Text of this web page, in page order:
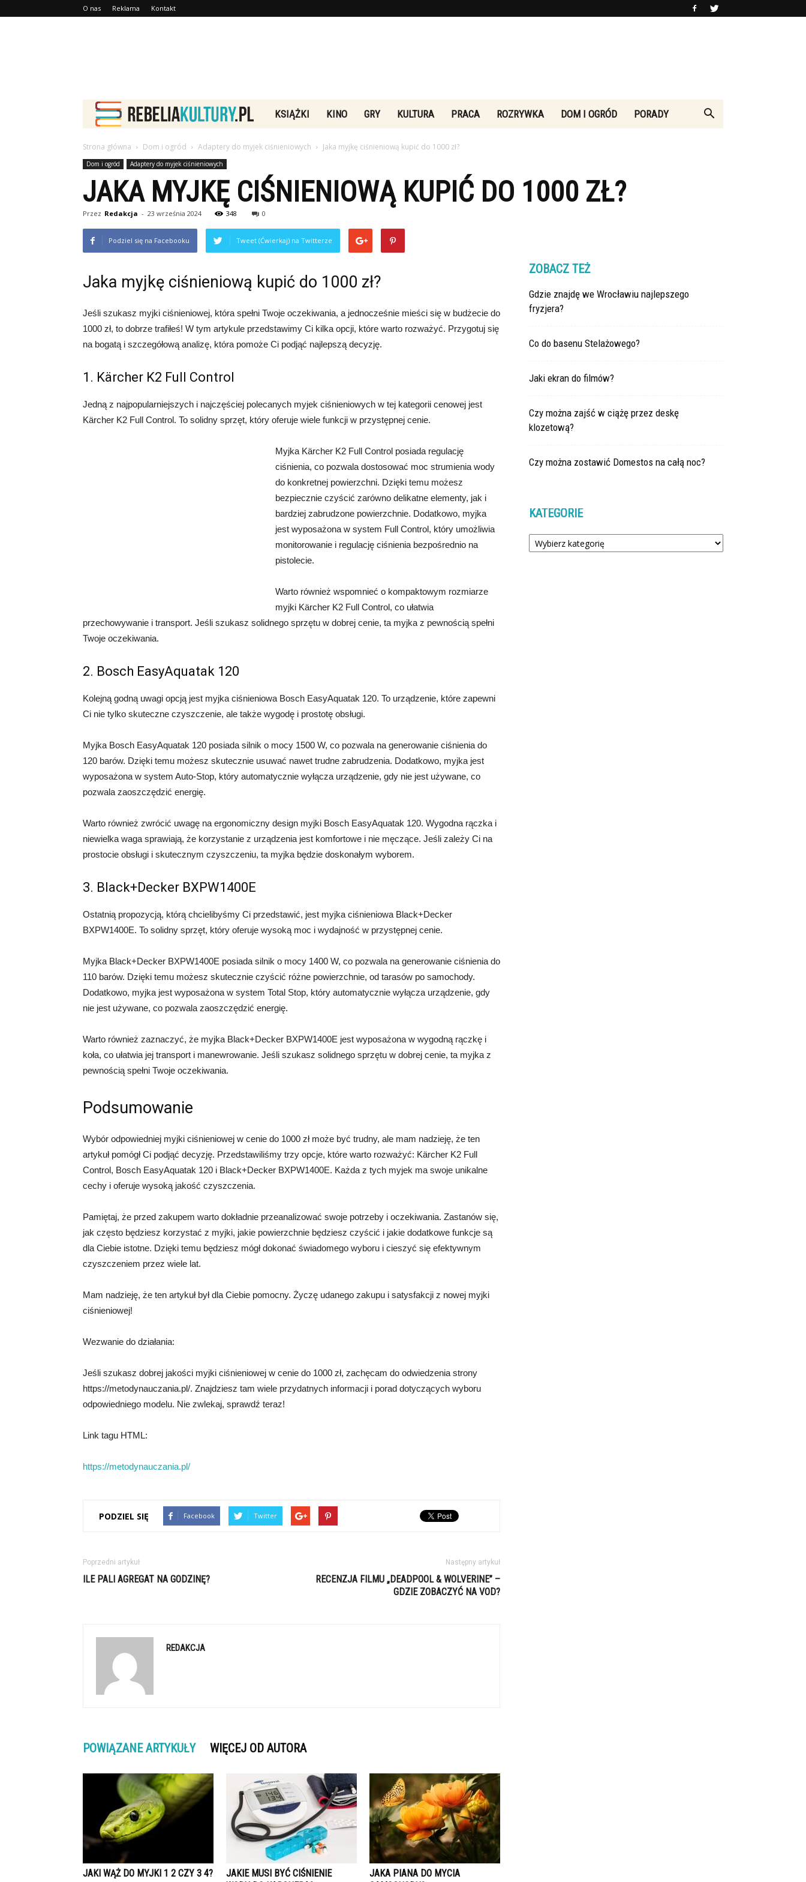
O nas Reklama Kontakt
Rebeliakultury.pl
KSIĄŻKI KINO GRY KULTURA PRACA ROZRYWKA DOM I OGRÓD PORADY
Strona główna Dom i ogród Adaptery do myjek ciśnieniowych Jaka myjkę ciśnieniową kupić do 1000 zł?
Dom i ogród Adaptery do myjek ciśnieniowych
JAKA MYJKĘ CIŚNIENIOWĄ KUPIĆ DO 1000 ZŁ?
Przez Redakcja - 23 września 2024 348 0
Podziel się na Facebooku Tweet (Ćwierkaj) na Twitterze
Jaka myjkę ciśnieniową kupić do 1000 zł?
Jeśli szukasz myjki ciśnieniowej, która spełni Twoje oczekiwania, a jednocześnie mieści się w budżecie do
1000 zł, to dobrze trafiłeś! W tym artykule przedstawimy Ci kilka opcji, które warto rozważyć. Przygotuj się
na bogatą i szczegółową analizę, która pomoże Ci podjąć najlepszą decyzję.
1. Kärcher K2 Full Control
Jedną z najpopularniejszych i najczęściej polecanych myjek ciśnieniowych w tej kategorii cenowej jest
Kärcher K2 Full Control. To solidny sprzęt, który oferuje wiele funkcji w przystępnej cenie.
Myjka Kärcher K2 Full Control posiada regulację
ciśnienia, co pozwala dostosować moc strumienia wody
do konkretnej powierzchni. Dzięki temu możesz
bezpiecznie czyścić zarówno delikatne elementy, jak i
bardziej zabrudzone powierzchnie. Dodatkowo, myjka
jest wyposażona w system Full Control, który umożliwia
monitorowanie i regulację ciśnienia bezpośrednio na
pistolecie.
Warto również wspomnieć o kompaktowym rozmiarze
myjki Kärcher K2 Full Control, co ułatwia
przechowywanie i transport. Jeśli szukasz solidnego sprzętu w dobrej cenie, ta myjka z pewnością spełni
Twoje oczekiwania.
2. Bosch EasyAquatak 120
Kolejną godną uwagi opcją jest myjka ciśnieniowa Bosch EasyAquatak 120. To urządzenie, które zapewni
Ci nie tylko skuteczne czyszczenie, ale także wygodę i prostotę obsługi.
Myjka Bosch EasyAquatak 120 posiada silnik o mocy 1500 W, co pozwala na generowanie ciśnienia do
120 barów. Dzięki temu możesz skutecznie usuwać nawet trudne zabrudzenia. Dodatkowo, myjka jest
wyposażona w system Auto-Stop, który automatycznie wyłącza urządzenie, gdy nie jest używane, co
pozwala zaoszczędzić energię.
Warto również zwrócić uwagę na ergonomiczny design myjki Bosch EasyAquatak 120. Wygodna rączka i
niewielka waga sprawiają, że korzystanie z urządzenia jest komfortowe i nie męczące. Jeśli zależy Ci na
prostocie obsługi i skutecznym czyszczeniu, ta myjka będzie doskonałym wyborem.
3. Black+Decker BXPW1400E
Ostatnią propozycją, którą chcielibyśmy Ci przedstawić, jest myjka ciśnieniowa Black+Decker
BXPW1400E. To solidny sprzęt, który oferuje wysoką moc i wydajność w przystępnej cenie.
Myjka Black+Decker BXPW1400E posiada silnik o mocy 1400 W, co pozwala na generowanie ciśnienia do
110 barów. Dzięki temu możesz skutecznie czyścić różne powierzchnie, od tarasów po samochody.
Dodatkowo, myjka jest wyposażona w system Total Stop, który automatycznie wyłącza urządzenie, gdy
nie jest używane, co pozwala zaoszczędzić energię.
Warto również zaznaczyć, że myjka Black+Decker BXPW1400E jest wyposażona w wygodną rączkę i
koła, co ułatwia jej transport i manewrowanie. Jeśli szukasz solidnego sprzętu w dobrej cenie, ta myjka z
pewnością spełni Twoje oczekiwania.
Podsumowanie
Wybór odpowiedniej myjki ciśnieniowej w cenie do 1000 zł może być trudny, ale mam nadzieję, że ten
artykuł pomógł Ci podjąć decyzję. Przedstawiliśmy trzy opcje, które warto rozważyć: Kärcher K2 Full
Control, Bosch EasyAquatak 120 i Black+Decker BXPW1400E. Każda z tych myjek ma swoje unikalne
cechy i oferuje wysoką jakość czyszczenia.
Pamiętaj, że przed zakupem warto dokładnie przeanalizować swoje potrzeby i oczekiwania. Zastanów się,
jak często będziesz korzystać z myjki, jakie powierzchnie będziesz czyścić i jakie dodatkowe funkcje są
dla Ciebie istotne. Dzięki temu będziesz mógł dokonać świadomego wyboru i cieszyć się efektywnym
czyszczeniem przez wiele lat.
Mam nadzieję, że ten artykuł był dla Ciebie pomocny. Życzę udanego zakupu i satysfakcji z nowej myjki
ciśnieniowej!
Wezwanie do działania:
Jeśli szukasz dobrej jakości myjki ciśnieniowej w cenie do 1000 zł, zachęcam do odwiedzenia strony
https://metodynauczania.pl/. Znajdziesz tam wiele przydatnych informacji i porad dotyczących wyboru
odpowiedniego modelu. Nie zwlekaj, sprawdź teraz!
Link tagu HTML:
https://metodynauczania.pl/
PODZIEL SIĘ Facebook Twitter
Poprzedni artykuł
ILE PALI AGREGAT NA GODZINĘ?
Następny artykuł
RECENZJA FILMU „DEADPOOL & WOLVERINE” –
GDZIE ZOBACZYĆ NA VOD?
REDAKCJA
POWIĄZANE ARTYKUŁY WIĘCEJ OD AUTORA
JAKI WĄŻ DO MYJKI 1 2 CZY 3 4?
JAKIE MUSI BYĆ CIŚNIENIE
JAKA PIANA DO MYCIA
ZOBACZ TEŻ
Gdzie znajdę we Wrocławiu najlepszego
fryzjera?
Co do basenu Stelażowego?
Jaki ekran do filmów?
Czy można zajść w ciążę przez deskę
klozetową?
Czy można zostawić Domestos na całą noc?
KATEGORIE
Kategorie